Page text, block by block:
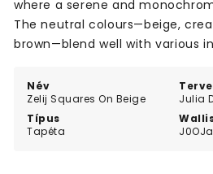
Név
Zelij Squares On Beige
Julia
Típus
Tapéta
where a serene and
The neutral colours—beige,
brown—blend well with various
atmosphere.